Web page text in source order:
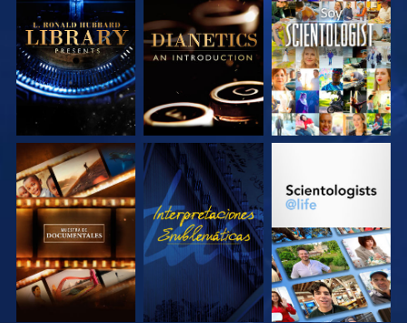
EXPLORA LAS
SERIES
EXPLORA LAS
SERIES
VE
EXPLORA LAS
SERIES
VE
EXPLORA LAS